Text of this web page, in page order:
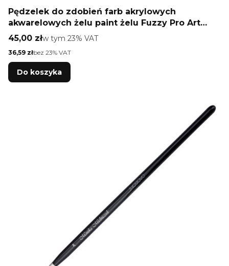
Pędzelek do zdobień farb akrylowych
akwarelowych żelu paint żelu Fuzzy Pro Art
długość włosia 6,5mm 4U Monika Mielniczuk
Cena brutto
45,00 złw tym %s VAT
w tym 23% VAT
Cena netto
36,59 złbez 23% VAT
Do koszyka